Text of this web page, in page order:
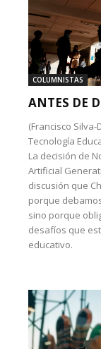
COLUMNISTAS
ANTES DE
(Francisco
Tecnología
La decisión de
Artificial
discusión que
porque
sino porque
desafíos que
educativo.